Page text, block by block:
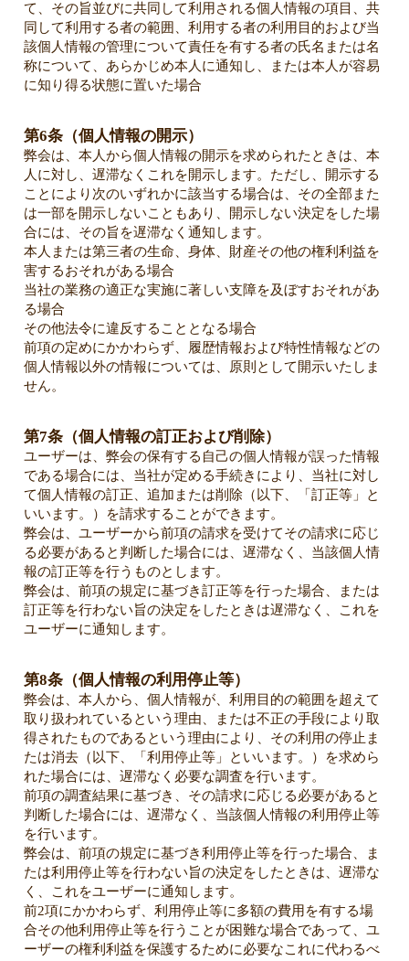
て、その旨並びに共同して利用される個人情報の項目、共
同して利用する者の範囲、利用する者の利用目的および当
該個人情報の管理について責任を有する者の氏名または名
称について、あらかじめ本人に通知し、または本人が容易
に知り得る状態に置いた場合
第6条（個人情報の開示）
弊会は、本人から個人情報の開示を求められたときは、本
人に対し、遅滞なくこれを開示します。ただし、開示する
ことにより次のいずれかに該当する場合は、その全部また
は一部を開示しないこともあり、開示しない決定をした場
合には、その旨を遅滞なく通知します。
本人または第三者の生命、身体、財産その他の権利利益を
害するおそれがある場合
当社の業務の適正な実施に著しい支障を及ぼすおそれがあ
る場合
その他法令に違反することとなる場合
前項の定めにかかわらず、履歴情報および特性情報などの
個人情報以外の情報については、原則として開示いたしま
せん。
第7条（個人情報の訂正および削除）
ユーザーは、弊会の保有する自己の個人情報が誤った情報
である場合には、当社が定める手続きにより、当社に対し
て個人情報の訂正、追加または削除（以下、「訂正等」と
いいます。）を請求することができます。
弊会は、ユーザーから前項の請求を受けてその請求に応じ
る必要があると判断した場合には、遅滞なく、当該個人情
報の訂正等を行うものとします。
弊会は、前項の規定に基づき訂正等を行った場合、または
訂正等を行わない旨の決定をしたときは遅滞なく、これを
ユーザーに通知します。
第8条（個人情報の利用停止等）
弊会は、本人から、個人情報が、利用目的の範囲を超えて
取り扱われているという理由、または不正の手段により取
得されたものであるという理由により、その利用の停止ま
たは消去（以下、「利用停止等」といいます。）を求めら
れた場合には、遅滞なく必要な調査を行います。
前項の調査結果に基づき、その請求に応じる必要があると
判断した場合には、遅滞なく、当該個人情報の利用停止等
を行います。
弊会は、前項の規定に基づき利用停止等を行った場合、ま
たは利用停止等を行わない旨の決定をしたときは、遅滞な
く、これをユーザーに通知します。
前2項にかかわらず、利用停止等に多額の費用を有する場
合その他利用停止等を行うことが困難な場合であって、ユ
ーザーの権利利益を保護するために必要なこれに代わるべ